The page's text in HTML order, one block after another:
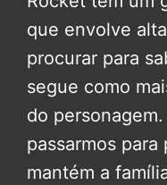
que envolve
procurar para
segue como
do
passarmos
mantém a